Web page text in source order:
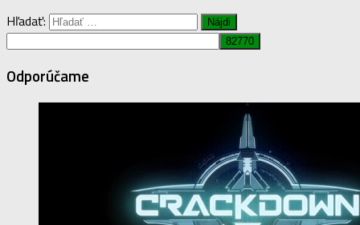
Hľadať:
Odporúčame